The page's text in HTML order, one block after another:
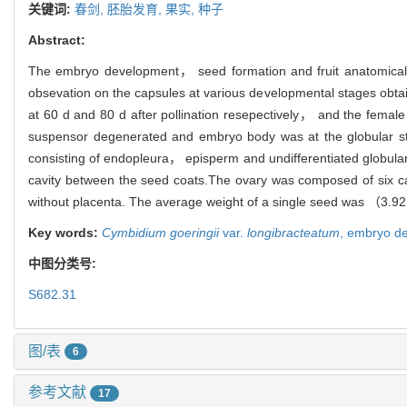
关键词: 春剑, 胚胎发育, 果实, 种子
Abstract:
The embryo development， seed formation and fruit
obsevation on the capsules at various developmental stages
at 60 d and 80 d after pollination resepectively， and the
suspensor degenerated and embryo body was at the
consisting of endopleura， episperm and undifferentiated
cavity between the seed coats.The ovary was composed of six
without placenta. The average weight of a single seed was （
Key words: Cymbidium goeringiivar. longibracteatum embryo
中图分类号:
S682.31
图/表 6
参考文献 17